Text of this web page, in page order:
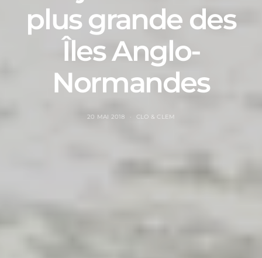
plus grande des
Îles Anglo-
Normandes
20 MAI 2018 CLO & CLEM